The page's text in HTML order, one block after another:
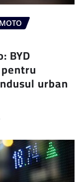
BYD
urban